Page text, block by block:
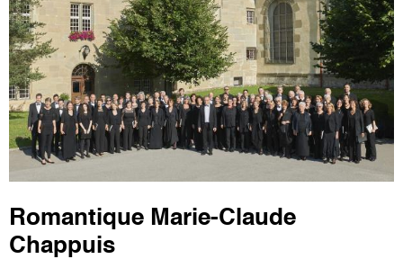
Romantique Marie-Claude
Chappuis